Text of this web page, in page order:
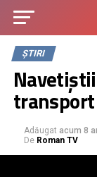
ȘTIRI
Adăugat acum 8
De Roman TV